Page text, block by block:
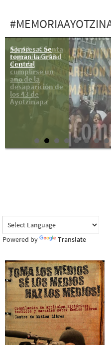
Sorpresa: Se
toman la Grand
Central
43, 42… Cuenta
regresiva a 43
días de
cumplirse un
año de la
desaparición de
los 43 de
Ayotzinapa
Powered by Translate